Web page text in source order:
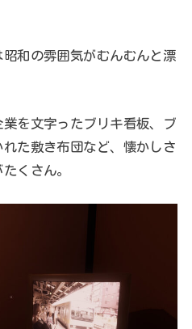
和の雰囲気がむんむんと漂
を文字ったブリキ看板、ブ
た敷き布団など、懐かしさ
くさん。